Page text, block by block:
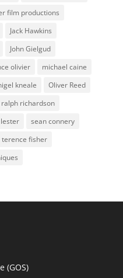
film productions
Jack Hawkins
John Gielgud
olivier
michael caine
kneale
Oliver Reed
ralph richardson
sean connery
terence fisher
(GOS)